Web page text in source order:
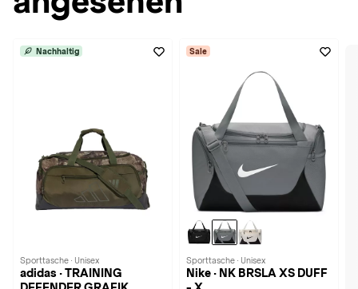
Nachhaltig
Sporttasche · Unisex
adidas · TRAINING
Sale
Sporttasche · Unisex
Nike · NK BRSLA XS DUFF